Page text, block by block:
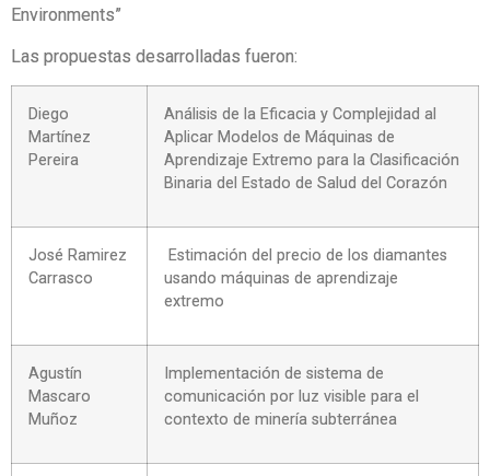
Environments”
Las propuestas desarrolladas fueron:
Diego
Martínez
Pereira
Análisis de la Eficacia y Complejidad al
Aplicar Modelos de Máquinas de
Aprendizaje Extremo para la Clasificación
Binaria del Estado de Salud del Corazón
José Ramirez
Carrasco
Estimación del precio de los diamantes
usando máquinas de aprendizaje
extremo
Agustín
Mascaro
Muñoz
Implementación de sistema de
comunicación por luz visible para el
contexto de minería subterránea